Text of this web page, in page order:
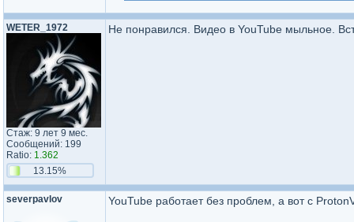
WETER_1972
Стаж: 9 лет 9 мес.
Сообщений: 199
Ratio: 1.362
13.15%
Не понравился. Видео в YouTube мыльное.
severpavlov YouTube работает без проблем, а вот с